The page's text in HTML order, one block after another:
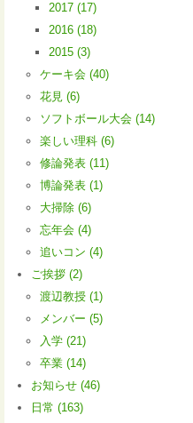
2017 (17)
2016 (18)
2015 (3)
ケーキ会 (40)
花見 (6)
ソフトボール大会 (14)
楽しい理科 (6)
修論発表 (11)
博論発表 (1)
大掃除 (6)
忘年会 (4)
追いコン (4)
ご挨拶 (2)
渡辺教授 (1)
メンバー (5)
入学 (21)
卒業 (14)
お知らせ (46)
日常 (163)